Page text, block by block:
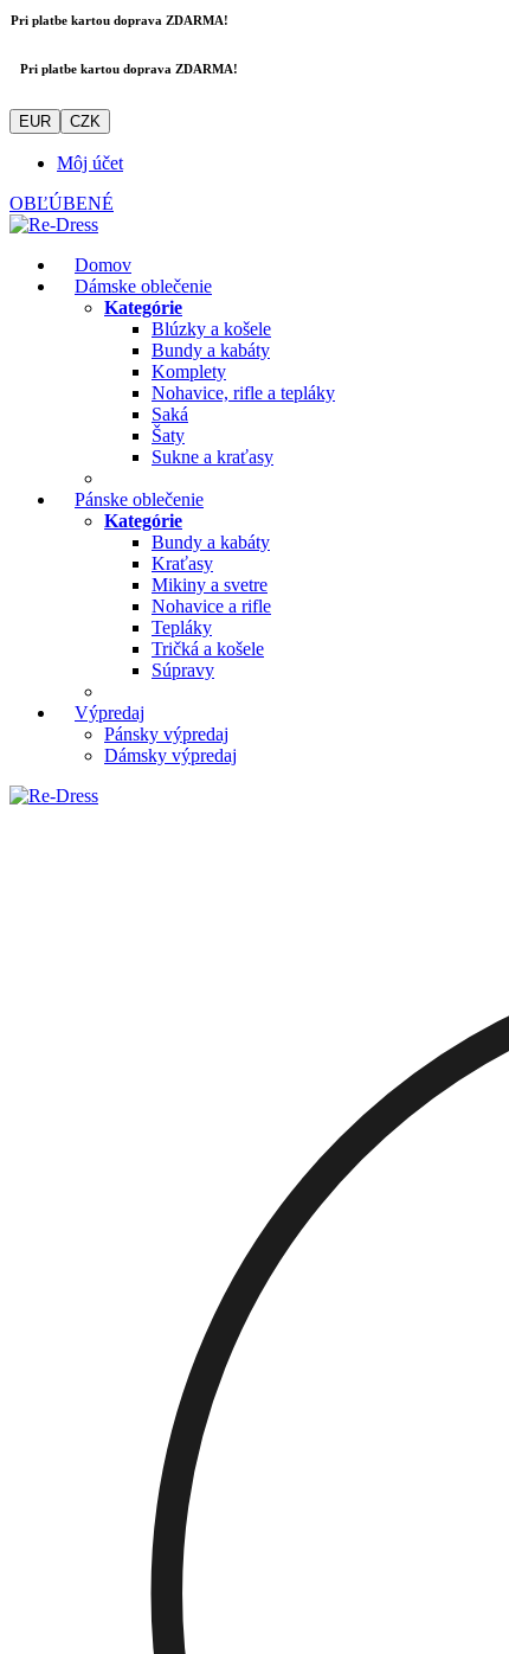
Pri platbe kartou doprava ZDARMA!
Pri platbe kartou doprava ZDARMA!
EUR CZK
Môj účet
OBĽÚBENÉ
Domov
Dámske oblečenie
Kategórie
Blúzky a košele
Bundy a kabáty
Komplety
Nohavice, rifle a tepláky
Saká
Šaty
Sukne a kraťasy
Pánske oblečenie
Kategórie
Bundy a kabáty
Kraťasy
Mikiny a svetre
Nohavice a rifle
Tepláky
Tričká a košele
Súpravy
Výpredaj
Pánsky výpredaj
Dámsky výpredaj